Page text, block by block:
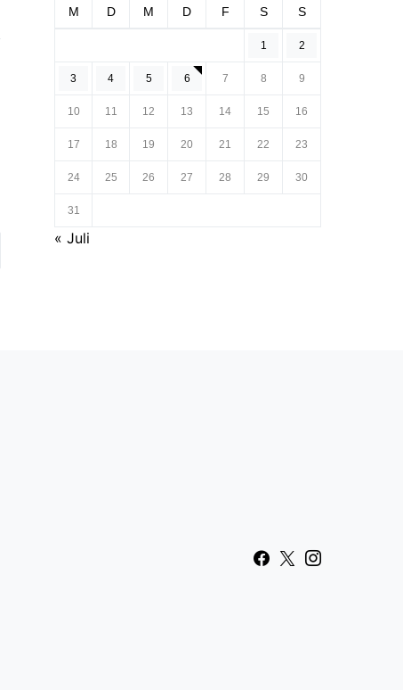
M D M D F S S
1 2
3 4 5 6 7 8 9
10 11 12 13 14 15 16
17 18 19 20 21 22 23
24 25 26 27 28 29 30
31
« Juli